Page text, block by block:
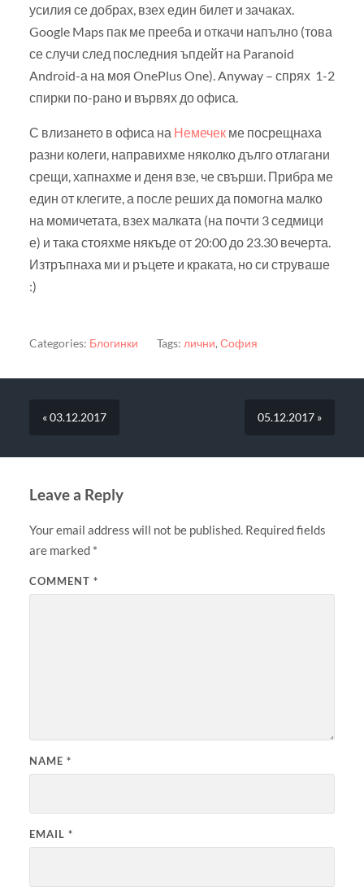
усилия се добрах, взех един билет и зачаках.
Google Maps пак ме прееба и откачи напълно (това
се случи след последния ъпдейт на Paranoid
Android-а на моя OnePlus One). Anyway – спрях 1-2
спирки по-рано и вървях до офиса.
С влизането в офиса на Немечекме посрещнаха
разни колеги, направихме няколко дълго отлагани
срещи, хапнахме и деня взе, че свърши. Прибра ме
един от клегите, а после реших да помогна малко
на момичетата, взех малката (на почти 3 седмици
е) и така стояхме някъде от 20:00 до 23.30 вечерта.
Изтръпнаха ми и ръцете и краката, но си струваше
:)
Categories: Блогинки Tags: лични,София
« 03.12.2017 05.12.2017 »
Leave a Reply
Your email address will not be published. Required fields
are marked *
COMMENT *
NAME *
EMAIL *